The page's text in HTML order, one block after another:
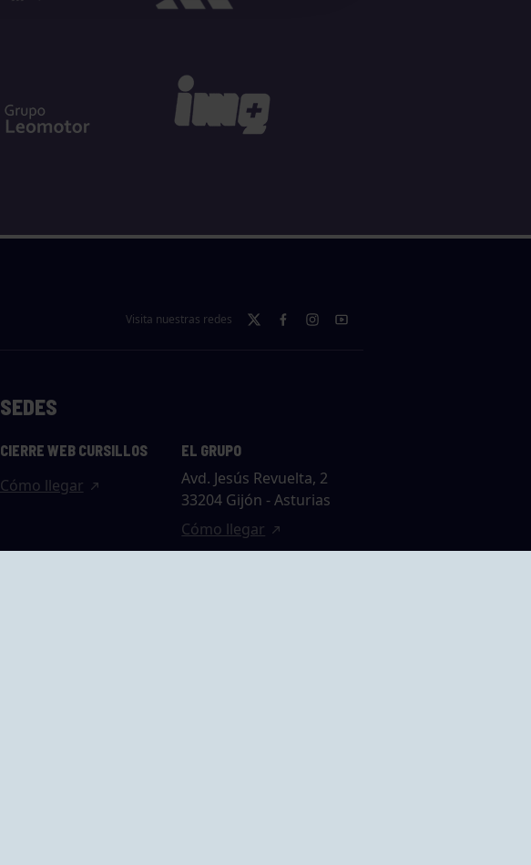
Visita nuestras redes
SEDES
CIERRE WEB CURSILLOS
Cómo llegar
EL GRUPO
Avd. Jesús Revuelta, 2
33204 Gijón - Asturias
Cómo llegar